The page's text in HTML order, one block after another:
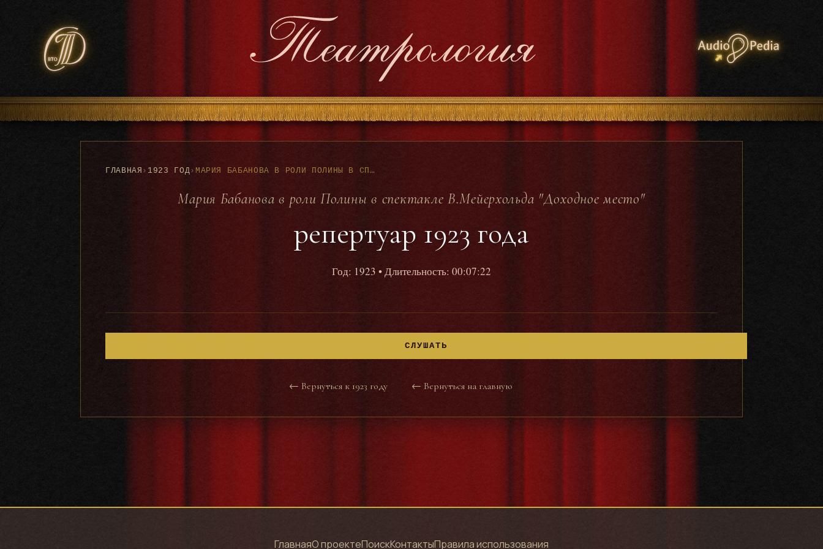
ГЛАВНАЯ › 1923 ГОД› МАРИЯ БАБАНОВА В РОЛИ ПОЛИНЫ В СПЕКТАКЛЕ В.МЕЙЕРХОЛЬДА "ДОХОДНОЕ МЕСТО" - РЕПЕРТУАР 1923 ГОДА
Мария Бабанова в роли Полины в спектакле В.Мейерхольда "Доходное место"
репертуар 1923 года
Год: 1923 • Длительность: 00:07:22
СЛУШАТЬ
← Вернуться к 1923 году ← Вернуться на главную
ГлавнаяО проектеПоискКонтактыПравила использования